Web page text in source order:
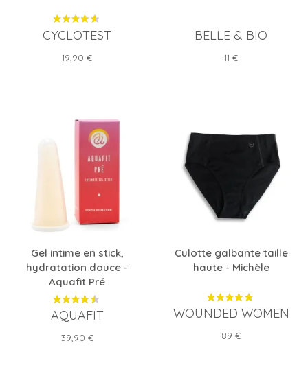
CYCLOTEST
Prix
19,90 €
BELLE & BIO
Prix
11 €
Gel intime en stick,
hydratation douce -
Aquafit Pré
AQUAFIT
Prix
39,90 €
Culotte galbante taille
haute - Michèle
WOUNDED WOMEN
Prix
89 €